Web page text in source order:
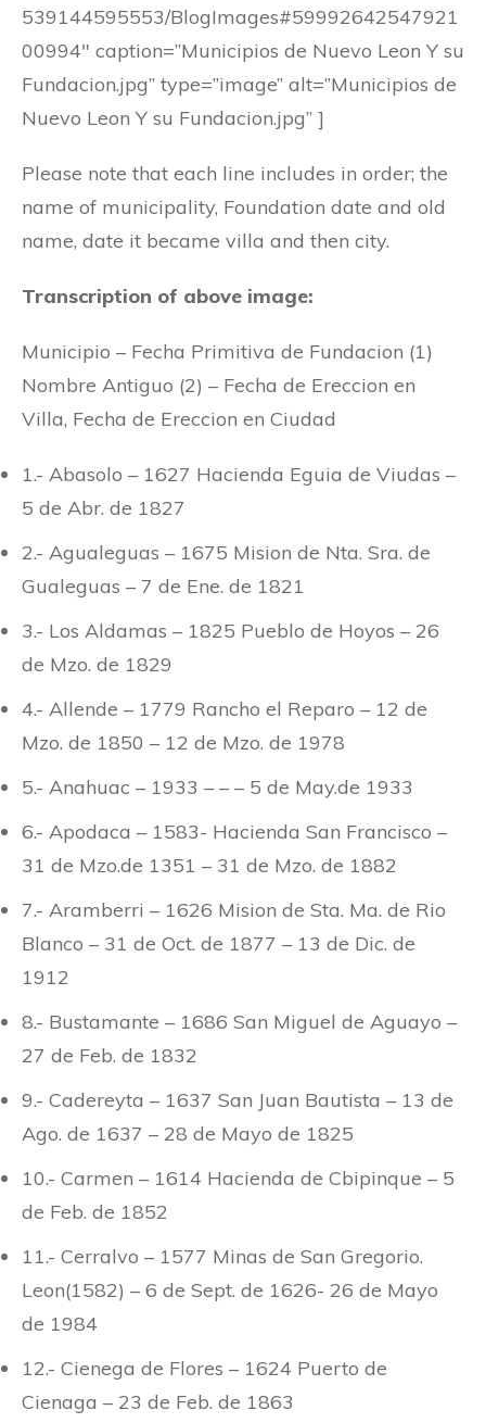
539144595553/BlogImages#59992642547921
00994″ caption=”Municipios de Nuevo Leon Y su
Fundacion.jpg” type=”image” alt=”Municipios de
Nuevo Leon Y su Fundacion.jpg” ]
Please note that each line includes in order; the
name of municipality, Foundation date and old
name, date it became villa and then city.
Transcription of above image:
Municipio – Fecha Primitiva de Fundacion (1)
Nombre Antiguo (2) – Fecha de Ereccion en
Villa, Fecha de Ereccion en Ciudad
1.- Abasolo – 1627 Hacienda Eguia de Viudas –
5 de Abr. de 1827
2.- Agualeguas – 1675 Mision de Nta. Sra. de
Gualeguas – 7 de Ene. de 1821
3.- Los Aldamas – 1825 Pueblo de Hoyos – 26
de Mzo. de 1829
4.- Allende – 1779 Rancho el Reparo – 12 de
Mzo. de 1850 – 12 de Mzo. de 1978
5.- Anahuac – 1933 – – – 5 de May.de 1933
6.- Apodaca – 1583- Hacienda San Francisco –
31 de Mzo.de 1351 – 31 de Mzo. de 1882
7.- Aramberri – 1626 Mision de Sta. Ma. de Rio
Blanco – 31 de Oct. de 1877 – 13 de Dic. de
1912
8.- Bustamante – 1686 San Miguel de Aguayo –
27 de Feb. de 1832
9.- Cadereyta – 1637 San Juan Bautista – 13 de
Ago. de 1637 – 28 de Mayo de 1825
10.- Carmen – 1614 Hacienda de Cbipinque – 5
de Feb. de 1852
11.- Cerralvo – 1577 Minas de San Gregorio.
Leon(1582) – 6 de Sept. de 1626- 26 de Mayo
de 1984
12.- Cienega de Flores – 1624 Puerto de
Cienaga – 23 de Feb. de 1863